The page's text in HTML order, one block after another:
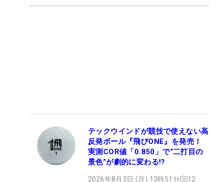
テックウインドが競技で使えない高
反発ボール『飛びONE』を発売！
実測COR値「0.850」で“二打目の
景色”が劇的に変わる!?
2026年8月3日 (月) 13時51分 12